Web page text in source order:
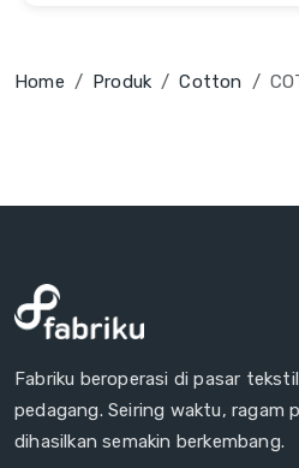
Home Produk Cotton
Fabriku beroperasi di pasar
pedagang. Seiring waktu, ragam
dihasilkan semakin berkembang.